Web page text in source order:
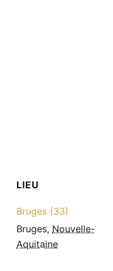
LIEU
Bruges (33)
Bruges, Nouvelle-
Aquitaine